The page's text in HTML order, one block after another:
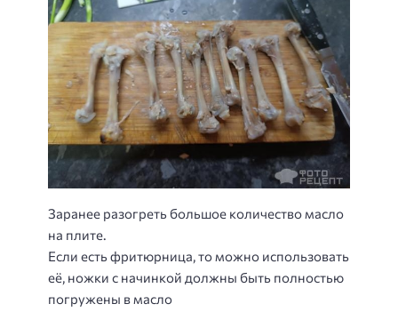
Заранее разогреть большое количество масло
на плите.
Если есть фритюрница, то можно использовать
её, ножки с начинкой должны быть полностью
погружены в масло